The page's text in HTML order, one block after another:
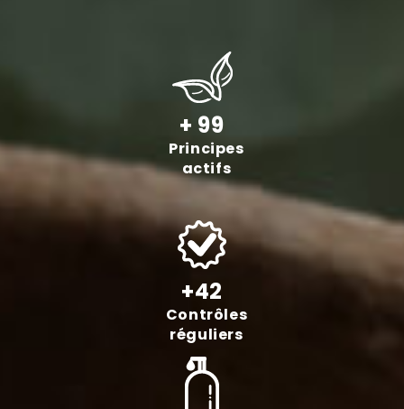
+ 99
Principes
actifs
+42
Contrôles
réguliers